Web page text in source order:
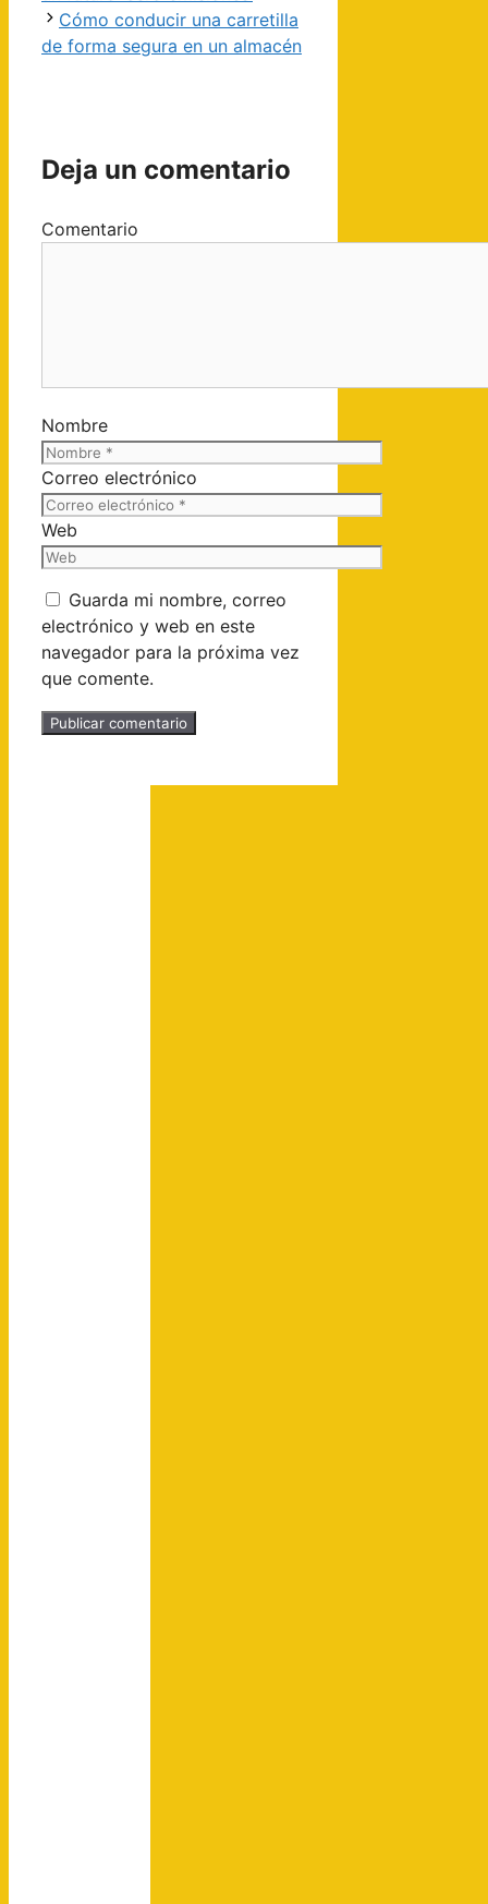
Cómo conducir una carretilla
de forma segura en un almacén
Deja un comentario
Comentario
Nombre
Correo electrónico
Web
Guarda mi nombre, correo
electrónico y web en este
navegador para la próxima vez
que comente.